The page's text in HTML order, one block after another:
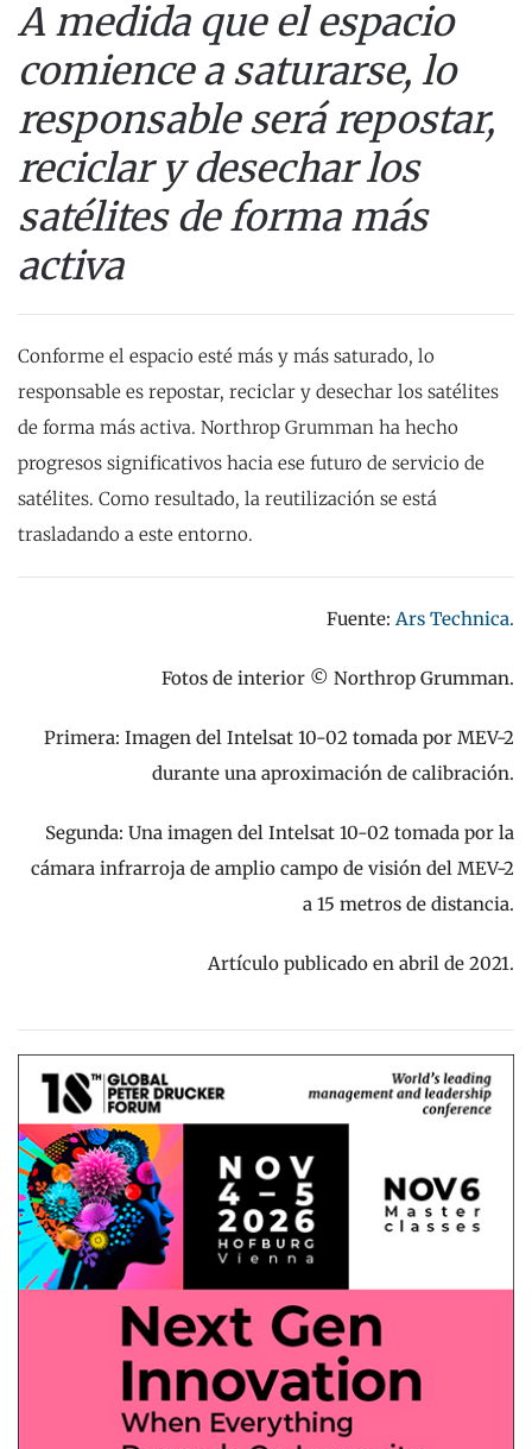
A medida que el espacio
comience a saturarse, lo
responsable será repostar,
reciclar y desechar los
satélites de forma más
activa
Conforme el espacio esté más y más saturado, lo
responsable es repostar, reciclar y desechar los satélites
de forma más activa. Northrop Grumman ha hecho
progresos significativos hacia ese futuro de servicio de
satélites. Como resultado, la reutilización se está
trasladando a este entorno.
Fuente: Ars Technica.
Fotos de interior © Northrop Grumman.
Primera: Imagen del Intelsat 10-02 tomada por MEV-2
durante una aproximación de calibración.
Segunda: Una imagen del Intelsat 10-02 tomada por la
cámara infrarroja de amplio campo de visión del MEV-2
a 15 metros de distancia.
Artículo publicado en abril de 2021.